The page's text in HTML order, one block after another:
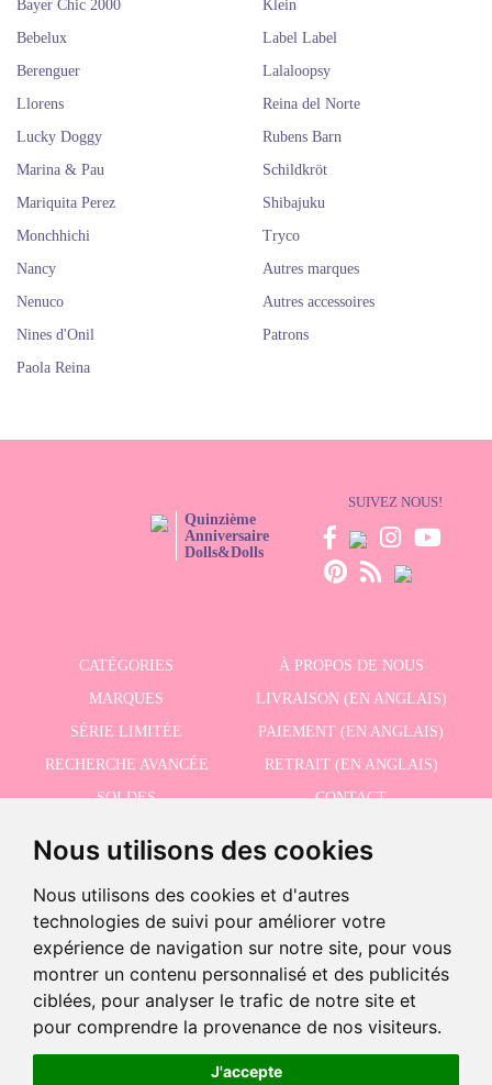
Nous utilisons des cookies
Nous utilisons des cookies et d'autres
technologies de suivi pour améliorer votre
expérience de navigation sur notre site, pour vous
montrer un contenu personnalisé et des publicités
ciblées, pour analyser le trafic de notre site et
pour comprendre la provenance de nos visiteurs.
J'accepte
Dernières unités!
39,49 €
31,59 € +
-
Bayer Chic 2000
Bebelux
Berenguer
Klein
Label Label
Lalaloopsy
Llorens
Lucky Doggy
Marina & Pau
Mariquita Perez
Monchhichi
Nancy
Nenuco
Nines d'Onil
Paola Reina
Reina del Norte
Rubens Barn
Schildkröt
Shibajuku
Tryco
Autres marques
Autres accessoires
Patrons
Quinzième
Anniversaire
Dolls&Dolls
SUIVEZ NOUS!
CATÉGORIES
À PROPOS DE NOUS
MARQUES
LIVRAISON (EN ANGLAIS)
SÉRIE LIMITÉE
PAIEMENT (EN ANGLAIS)
RECHERCHE AVANCÉE
RETRAIT (EN ANGLAIS)
SOLDES
CONTACT
J'accepte la politique de confidentialité